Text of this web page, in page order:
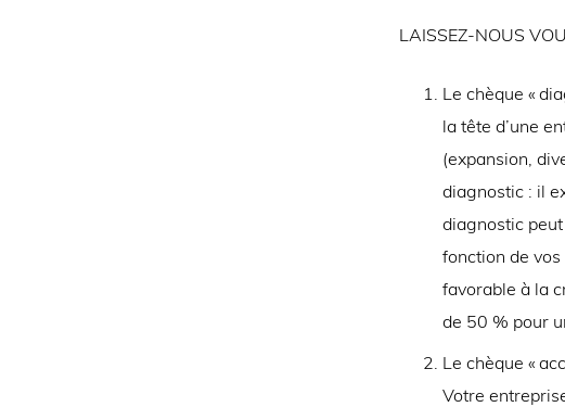
LAISSEZ-NOUS
Le chèque «
la tête d’une
(expansion,
diagnostic : il
diagnostic
fonction de
favorable à la
de 50 % pour
Le chèque «
Votre